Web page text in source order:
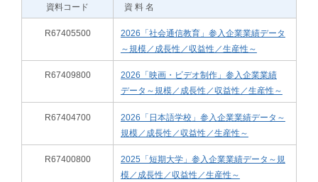
資料コード 資 料 名
R67405500
2026「社会通信教育」参入企業業績データ
～規模／成長性／収益性／生産性～
R67409800
2026「映画・ビデオ制作」参入企業業績
データ～規模／成長性／収益性／生産性～
R67404700
2026「日本語学校」参入企業業績データ～
規模／成長性／収益性／生産性～
R67400800
2025「短期大学」参入企業業績データ～規
模／成長性／収益性／生産性～